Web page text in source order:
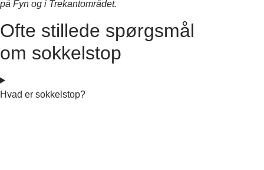
på Fyn og i Trekantområdet.
Ofte stillede spørgsmål
om sokkelstop
Hvad er sokkelstop?